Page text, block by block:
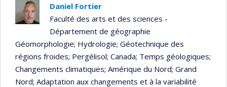
Daniel Fortier
Faculté des arts et des sciences -
Département de géographie
Géomorphologie; Hydrologie; Géotechnique des
régions froides; Pergélisol; Canada; Temps géologiques;
Changements climatiques; Amérique du Nord; Grand
Nord; Adaptation aux changements et à la variabilité